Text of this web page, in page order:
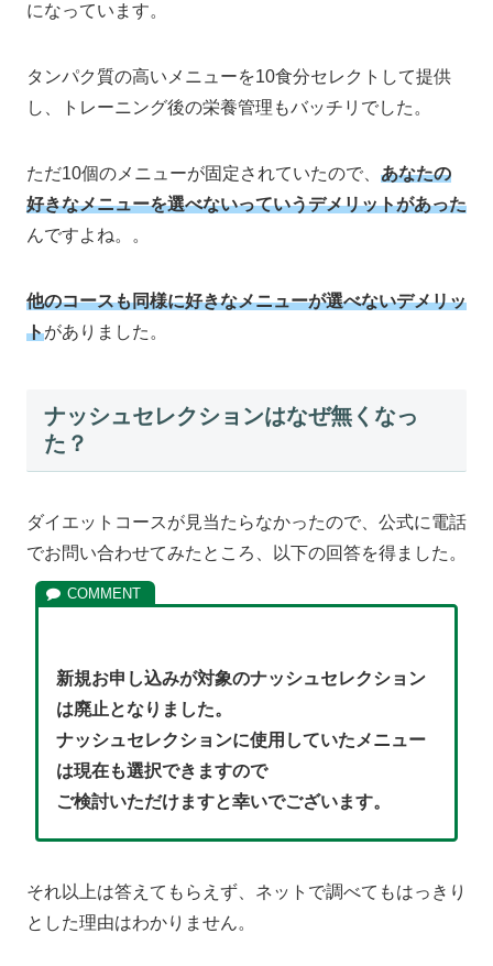
になっています。
タンパク質の高いメニューを10食分セレクトして提供
し、トレーニング後の栄養管理もバッチリでした。
ただ10個のメニューが固定されていたので、 あなたの
好きなメニューを選べないっていうデメリットがあった
んですよね。。
他のコースも同様に好きなメニューが選べないデメリッ
トがありました。
ナッシュセレクションはなぜ無くなっ
た？
ダイエットコースが見当たらなかったので、公式に電話
でお問い合わせてみたところ、以下の回答を得ました。
新規お申し込みが対象のナッシュセレクション
は廃止となりました。
ナッシュセレクションに使用していたメニュー
は現在も選択できますので
ご検討いただけますと幸いでございます。
それ以上は答えてもらえず、ネットで調べてもはっきり
とした理由はわかりません。